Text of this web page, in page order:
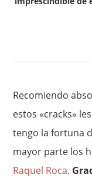
Recomiendo
estos «cracks»
tengo la fortuna
mayor parte los
Raquel Roca.